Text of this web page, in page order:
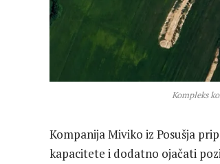
Kompleks
Kompanija Miviko iz Posušja
kapacitete i dodatno ojačati